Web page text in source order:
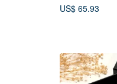
US$ 65.93